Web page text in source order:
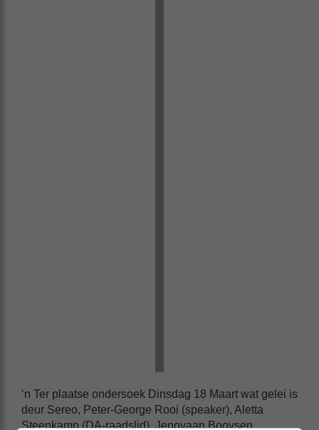
‘n Ter plaatse ondersoek Dinsdag 18 Maart wat gelei is
deur Sereo, Peter-George Rooi (speaker), Aletta
Steenkamp (DA-raadslid), Jenovaan Booysen